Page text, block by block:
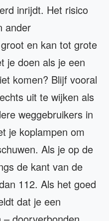
inrijdt. Het risico
ander
en kan tot grote
je doen als je een
komen? Blijf vooral
uit te wijken als
weggebruikers in
je koplampen om
Als je op de
de kant van de
112. Als het goed
dat je een